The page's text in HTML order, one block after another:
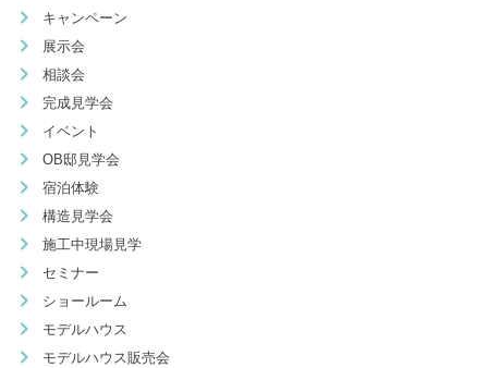
キャンペーン
展示会
相談会
完成見学会
イベント
OB邸見学会
宿泊体験
構造見学会
施工中現場見学
セミナー
ショールーム
モデルハウス
モデルハウス販売会